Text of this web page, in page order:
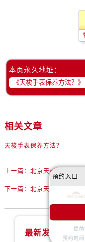
本页永久地址：
相关文章
天梭手表保养方法？
上一篇： 北京天梭保养网点
下一篇： 北京天梭手表维修
最新发布
预约入口
提
预约时